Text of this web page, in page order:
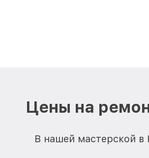
Цены на
В нашей мастерской в